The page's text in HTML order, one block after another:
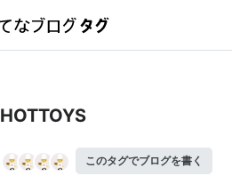
HOTTOYS
このタグでブログを書く